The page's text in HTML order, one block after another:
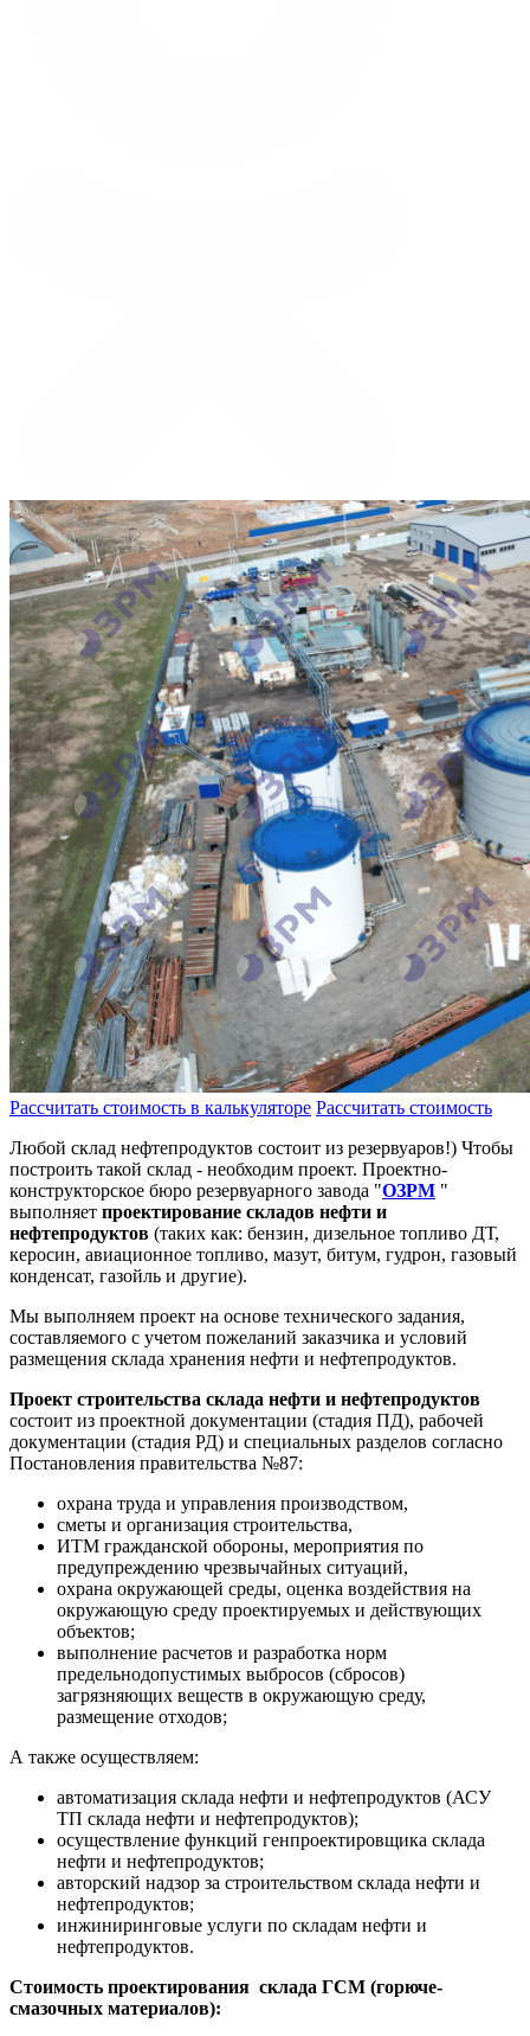
Рассчитать стоимость в калькуляторе Рассчитать стоимость
Любой склад нефтепродуктов состоит из резервуаров!) Чтобы
построить такой склад - необходим проект. Проектно-
конструкторское бюро резервуарного завода "ОЗРМ "
выполняет проектирование складов нефти и
нефтепродуктов (таких как: бензин, дизельное топливо ДТ,
керосин, авиационное топливо, мазут, битум, гудрон, газовый
конденсат, газойль и другие).
Мы выполняем проект на основе технического задания,
составляемого с учетом пожеланий заказчика и условий
размещения склада хранения нефти и нефтепродуктов.
Проект строительства склада нефти и нефтепродуктов
состоит из проектной документации (стадия ПД), рабочей
документации (стадия РД) и специальных разделов согласно
Постановления правительства №87:
охрана труда и управления производством,
сметы и организация строительства,
ИТМ гражданской обороны, мероприятия по
предупреждению чрезвычайных ситуаций,
охрана окружающей среды, оценка воздействия на
окружающую среду проектируемых и действующих
объектов;
выполнение расчетов и разработка норм
предельнодопустимых выбросов (сбросов)
загрязняющих веществ в окружающую среду,
размещение отходов;
А также осуществляем:
автоматизация склада нефти и нефтепродуктов (АСУ
ТП склада нефти и нефтепродуктов);
осуществление функций генпроектировщика склада
нефти и нефтепродуктов;
авторский надзор за строительством склада нефти и
нефтепродуктов;
инжиниринговые услуги по складам нефти и
нефтепродуктов.
Стоимость проектирования склада ГСМ (горюче-
смазочных материалов):